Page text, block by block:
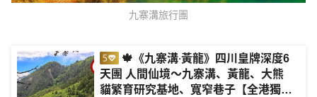
九寨溝旅行團
🍁《九寨溝‧黃龍》四川皇牌深度6
天團 人間仙境～九寨溝、黃龍、大熊
貓繁育研究基地、寬窄巷子【全港獨家